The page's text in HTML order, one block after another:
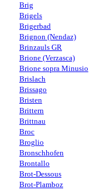
Brig
Brigels
Brigerbad
Brignon (Nendaz)
Brinzauls GR
Brione (Verzasca)
Brione sopra Minusio
Brislach
Brissago
Bristen
Brittern
Brittnau
Broc
Broglio
Bronschhofen
Brontallo
Brot-Dessous
Brot-Plamboz